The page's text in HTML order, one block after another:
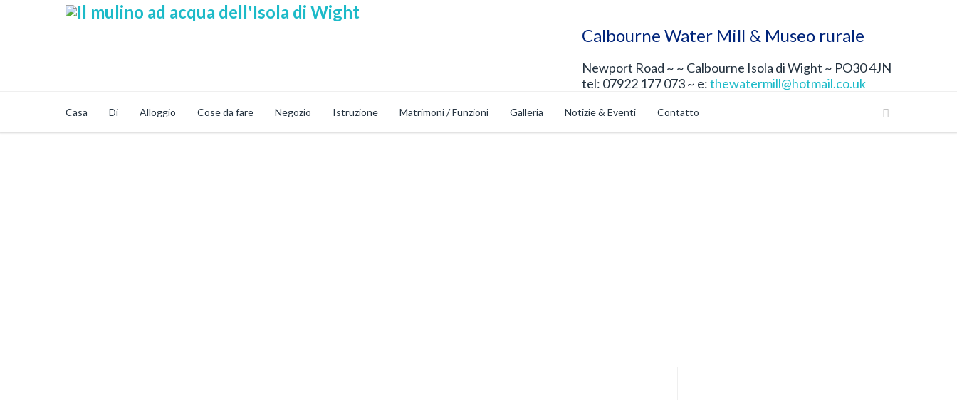
Calbourne Water Mill & Museo rurale
Newport Road ~ ~ Calbourne Isola di Wight ~ PO30 4JN
tel: 07922 177 073 ~ e:thewatermill@hotmail.co.uk
Casa Di Alloggio Cose da fare Negozio Istruzione Matrimoni / Funzioni Galleria Notizie & Eventi Contatto